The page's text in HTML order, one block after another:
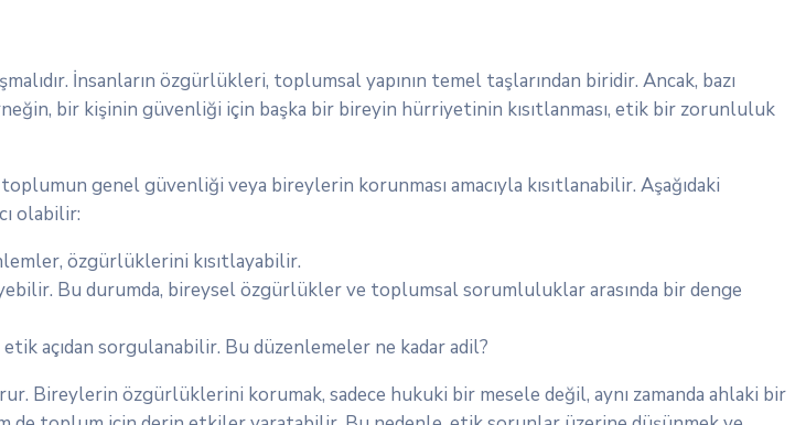
İnsanların özgürlükleri, toplumsal yapının temel taşlarından biridir. Ancak, bazı
bir kişinin güvenliği için başka bir bireyin hürriyetinin kısıtlanması, etik bir zorunluluk
genel güvenliği veya bireylerin korunması amacıyla kısıtlanabilir. Aşağıdaki
olabilir:
özgürlüklerini kısıtlayabilir.
Bu durumda, bireysel özgürlükler ve toplumsal sorumluluklar arasında bir denge
açıdan sorgulanabilir. Bu düzenlemeler ne kadar adil?
Bireylerin özgürlüklerini korumak, sadece hukuki bir mesele değil, aynı zamanda ahlaki bir